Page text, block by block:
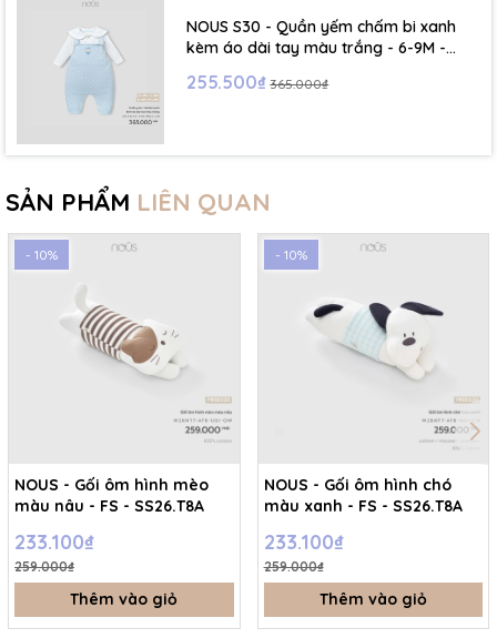
NOUS S30 - Quần yếm chấm bi xanh
kèm áo dài tay màu trắng - 6-9M -
255.500₫ 365.000₫
SẢN PHẨM LIÊN QUAN
- 10%
NOUS - Gối ôm hình mèo
màu nâu - FS - SS26.T8A
233.100₫
259.000₫
Thêm vào giỏ
- 10%
NOUS - Gối ôm hình chó
màu xanh - FS - SS26.T8A
233.100₫
259.000₫
Thêm vào giỏ